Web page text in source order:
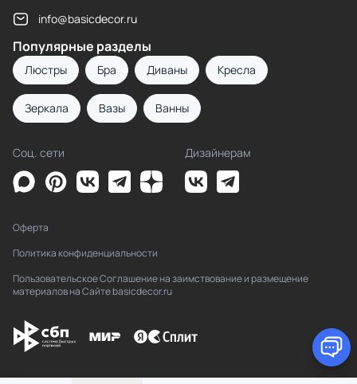
info@basicdecor.ru
Популярные разделы
Люстры Бра Диваны Кресла
Зеркала Вазы Ванны
Соц. сети Дизайнерам
Оферта
Политика конфиденциальности
Пользовательское Соглашение на заимствование и размещение
материалов на Сайте basicdecor.ru